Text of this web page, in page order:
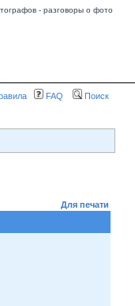
- разговоры о фото
FAQ Поиск
Для печати